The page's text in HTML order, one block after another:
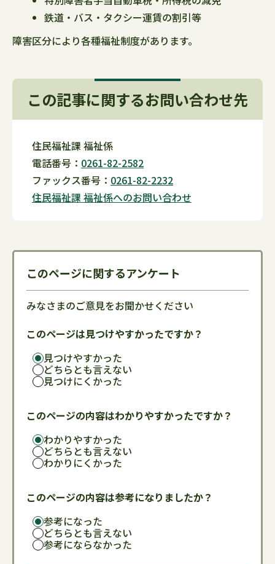
鉄道・バス・タクシー運賃の割引等
障害区分により各種福祉制度があります。
この記事に関するお問い合わせ先
住民福祉課 福祉係
電話番号： 0261-82-2582
ファックス番号： 0261-82-2232
住民福祉課 福祉係へのお問い合わせ
このページに関するアンケート
みなさまのご意見をお聞かせください
このページは見つけやすかったですか？
見つけやすかった
どちらとも言えない
見つけにくかった
このページの内容はわかりやすかったですか？
わかりやすかった
どちらとも言えない
わかりにくかった
このページの内容は参考になりましたか？
参考になった
どちらとも言えない
参考にならなかった